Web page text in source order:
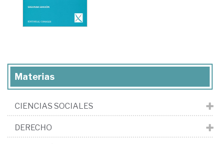
Materias
CIENCIAS SOCIALES
DERECHO